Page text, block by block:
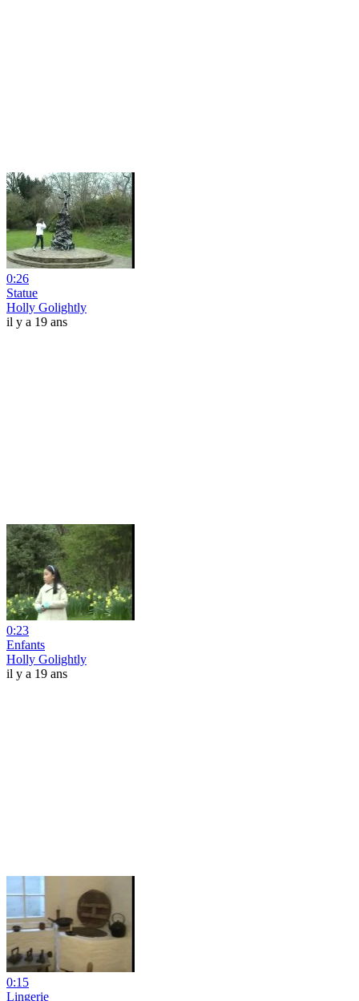
0:26
Statue
Holly Golightly
il y a 19 ans
0:23
Enfants
Holly Golightly
il y a 19 ans
0:15
Lingerie